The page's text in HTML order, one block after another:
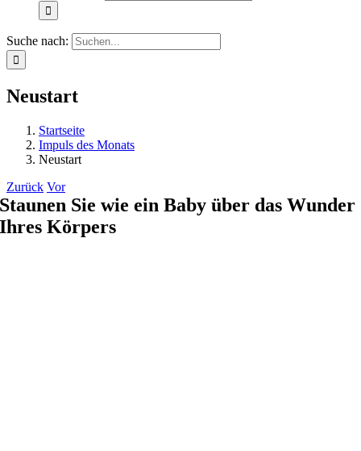
Suche nach:
Neustart
Startseite
Impuls des Monats
Neustart
Zurück Vor
Staunen Sie wie ein Baby über das Wunder
Ihres Körpers